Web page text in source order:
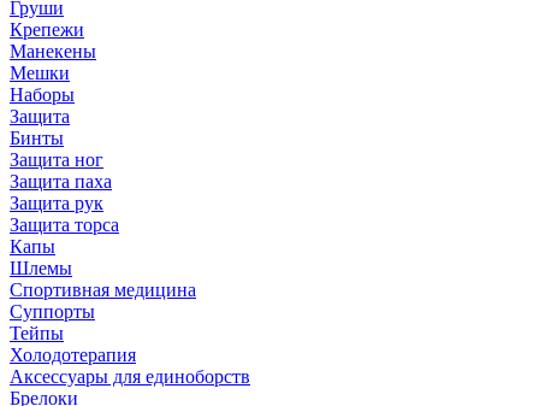
Груши
Крепежи
Манекены
Мешки
Наборы
Защита
Бинты
Защита ног
Защита паха
Защита рук
Защита торса
Капы
Шлемы
Спортивная медицина
Суппорты
Тейпы
Холодотерапия
Аксессуары для единоборств
Брелоки